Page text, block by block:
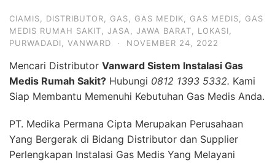
CIAMIS DISTRIBUTOR GAS GAS MEDIK GAS MEDIS
GAS
MEDIS RUMAH SAKIT
JASA JAWA BARAT LOKASI
PURWADADI
VANWARD · NOVEMBER 24, 2022
Mencari Distributor Vanward Sistem Instalasi Gas
Medis Rumah Sakit? Hubungi 0812 1393 5332. Kami
Siap Membantu Memenuhi Kebutuhan Gas Medis Anda.
PT. Medika Permana Cipta Merupakan Perusahaan
Yang Bergerak di Bidang Distributor dan Supplier
Perlengkapan Instalasi Gas Medis Yang Melayani